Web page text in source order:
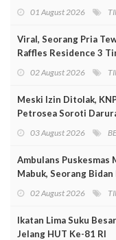
01 August 2026
Viral, Seorang Pria
Raffles Residence 3
02 August 2026
Meski Izin Ditolak,
Petrosea Soroti
03 August 2026
Ambulans Puskesmas
Mabuk, Seorang
02 August 2026
Ikatan Lima Suku
Jelang HUT Ke-81 RI